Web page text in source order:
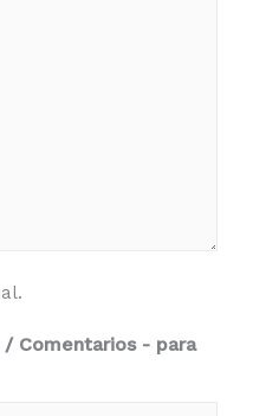
/ Comentarios - para